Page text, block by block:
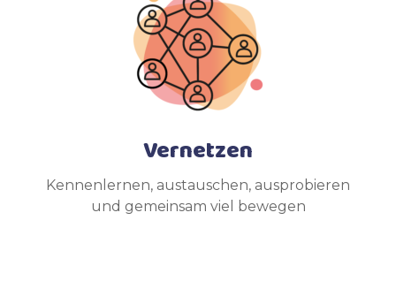
Vernetzen
Kennenlernen, austauschen, ausprobieren
und gemeinsam viel bewegen